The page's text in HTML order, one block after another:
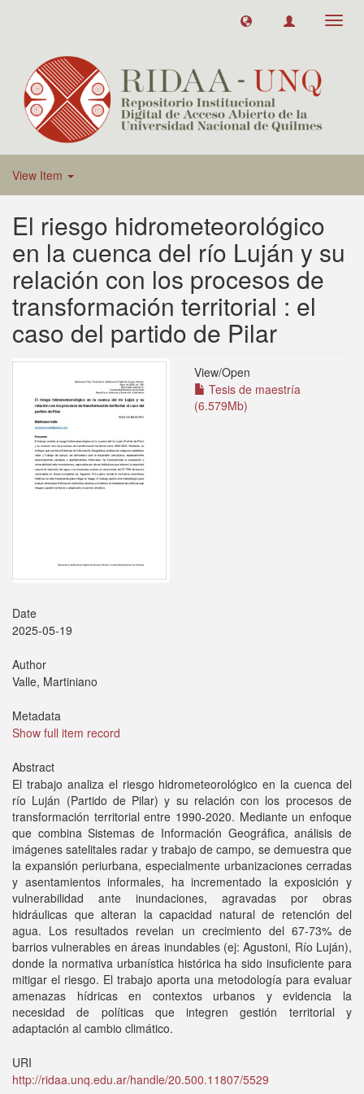
View Item
El riesgo hidrometeorológico
en la cuenca del río Luján y su
relación con los procesos de
transformación territorial : el
caso del partido de Pilar
View/Open
Tesis de maestría
(6.579Mb)
Date
2025-05-19
Author
Valle, Martiniano
Metadata
Show full item record
Abstract
El trabajo analiza el riesgo hidrometeorológico en la cuenca del
río Luján (Partido de Pilar) y su relación con los procesos de
transformación territorial entre 1990-2020. Mediante un enfoque
que combina Sistemas de Información Geográfica, análisis de
imágenes satelitales radar y trabajo de campo, se demuestra que
la expansión periurbana, especialmente urbanizaciones cerradas
y asentamientos informales, ha incrementado la exposición y
vulnerabilidad ante inundaciones, agravadas por obras
hidráulicas que alteran la capacidad natural de retención del
agua. Los resultados revelan un crecimiento del 67-73% de
barrios vulnerables en áreas inundables (ej: Agustoni, Río Luján),
donde la normativa urbanística histórica ha sido insuficiente para
mitigar el riesgo. El trabajo aporta una metodología para evaluar
amenazas hídricas en contextos urbanos y evidencia la
necesidad de políticas que integren gestión territorial y
adaptación al cambio climático.
URI
http://ridaa.unq.edu.ar/handle/20.500.11807/5529